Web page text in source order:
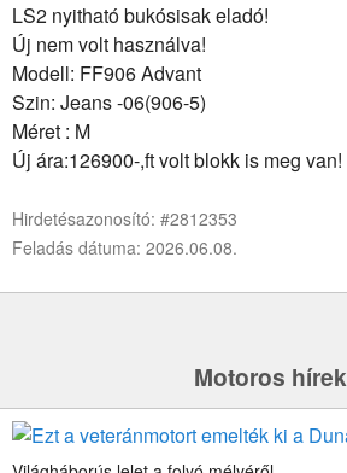
LS2 nyitható bukósisak eladó!
Új nem volt használva!
Modell: FF906 Advant
Szin: Jeans -06(906-5)
Méret : M
Új ára:126900-,ft volt blokk is meg van!
Hirdetésazonosító: #2812353
Feladás dátuma: 2026.06.08.
Motoros hírek